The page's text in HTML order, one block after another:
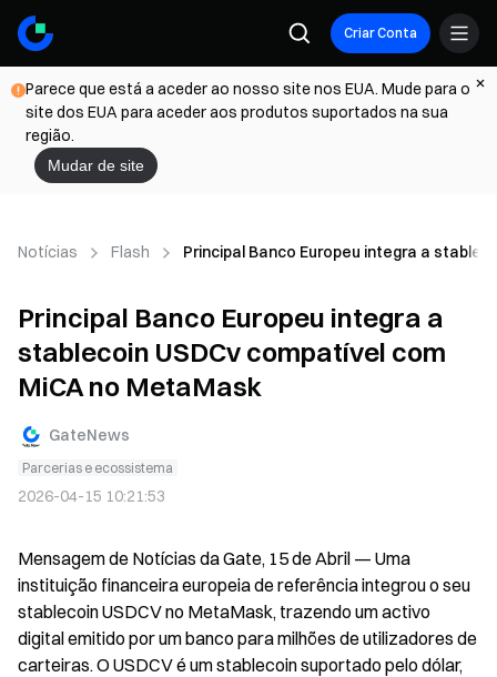
Criar Conta
Parece que está a aceder ao nosso site nos EUA. Mude para o
site dos EUA para aceder aos produtos suportados na sua
região.
Mudar de site
Notícias Flash Principal Banco Europeu integra a
Principal Banco Europeu integra a
stablecoin USDCv compatível com
MiCA no MetaMask
GateNews
Parcerias e ecossistema
2026-04-15 10:21:53
Mensagem de Notícias da Gate, 15 de Abril — Uma
instituição financeira europeia de referência integrou o seu
stablecoin USDCV no MetaMask, trazendo um activo
digital emitido por um banco para milhões de utilizadores de
carteiras. O USDCV é um stablecoin suportado pelo dólar,